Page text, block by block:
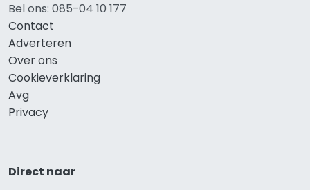
Bel ons: 085-04 10 177
Contact
Adverteren
Over ons
Cookieverklaring
Avg
Privacy
Direct naar